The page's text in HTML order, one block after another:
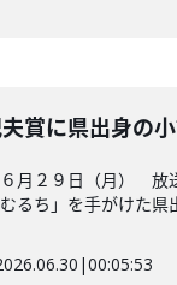
賞に県出身の
月２９日（月） 放
るち」を手がけた県
|00:05:53